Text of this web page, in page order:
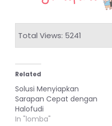
Total Views: 5241
Related
Solusi Menyiapkan
Sarapan Cepat dengan
Halofudi
In "lomba"